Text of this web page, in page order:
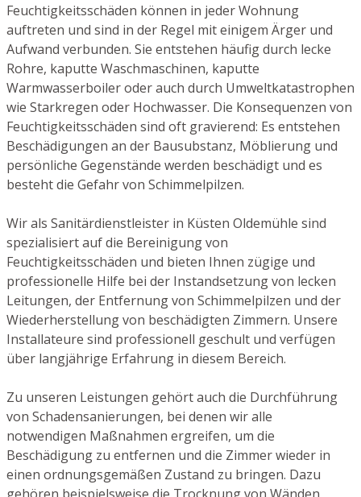
Feuchtigkeitsschäden können in jeder Wohnung
auftreten und sind in der Regel mit einigem Ärger und
Aufwand verbunden. Sie entstehen häufig durch lecke
Rohre, kaputte Waschmaschinen, kaputte
Warmwasserboiler oder auch durch Umweltkatastrophen
wie Starkregen oder Hochwasser. Die Konsequenzen von
Feuchtigkeitsschäden sind oft gravierend: Es entstehen
Beschädigungen an der Bausubstanz, Möblierung und
persönliche Gegenstände werden beschädigt und es
besteht die Gefahr von Schimmelpilzen.
Wir als Sanitärdienstleister in Küsten Oldemühle sind
spezialisiert auf die Bereinigung von
Feuchtigkeitsschäden und bieten Ihnen zügige und
professionelle Hilfe bei der Instandsetzung von lecken
Leitungen, der Entfernung von Schimmelpilzen und der
Wiederherstellung von beschädigten Zimmern. Unsere
Installateure sind professionell geschult und verfügen
über langjährige Erfahrung in diesem Bereich.
Zu unseren Leistungen gehört auch die Durchführung
von Schadensanierungen, bei denen wir alle
notwendigen Maßnahmen ergreifen, um die
Beschädigung zu entfernen und die Zimmer wieder in
einen ordnungsgemäßen Zustand zu bringen. Dazu